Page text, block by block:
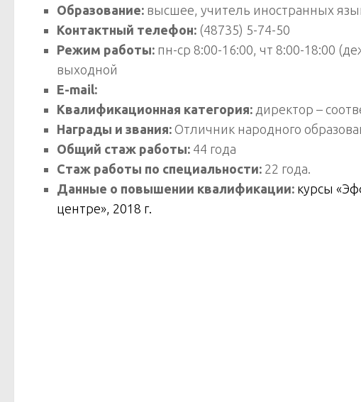
Образование: высшее, учитель иностранных
Контактный телефон: (48735) 5-74-50
Режим работы: пн-ср 8:00-16:00, чт 8:00-18:00
выходной
E-mail:
Квалификационная категория: директор –
Награды и звания: Отличник народного
Общий стаж работы: 44 года
Стаж работы по специальности: 22 года.
Данные о повышении квалификации: курсы
центре», 2018 г.